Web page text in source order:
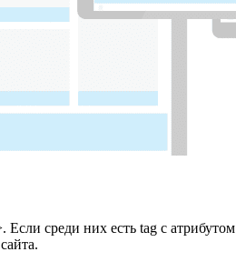
. Если среди них есть tag с атрибутом